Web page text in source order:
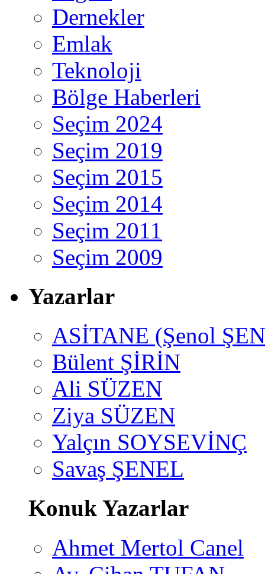
Dernekler
Emlak
Teknoloji
Bölge Haberleri
Seçim 2024
Seçim 2019
Seçim 2015
Seçim 2014
Seçim 2011
Seçim 2009
Yazarlar
ASİTANE (Şenol
Bülent ŞİRİN
Ali SÜZEN
Ziya SÜZEN
Yalçın SOYSEVİNÇ
Savaş ŞENEL
Konuk Yazarlar
Ahmet Mertol Canel